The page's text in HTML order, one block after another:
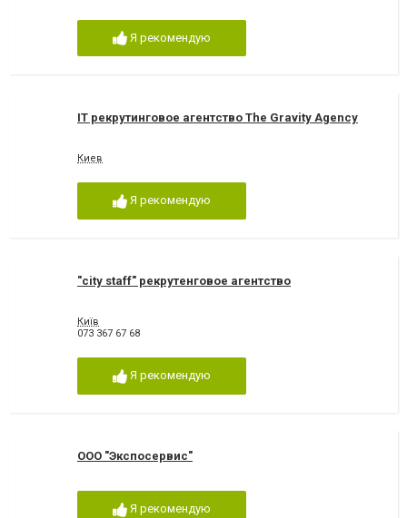
Я рекомендую
IT рекрутинговое агентство The Gravity Agency
Киев
Я рекомендую
"city staff" рекрутенговое агентство
Київ
073 367 67 68
Я рекомендую
ООО "Экспосервис"
Я рекомендую